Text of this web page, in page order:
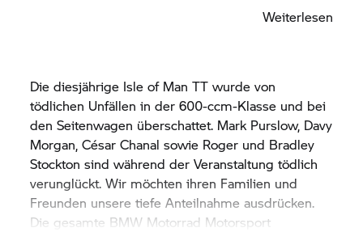
Weiterlesen
Die diesjährige Isle of Man TT wurde von
tödlichen Unfällen in der 600-ccm-Klasse und bei
den Seitenwagen überschattet. Mark Purslow, Davy
Morgan, César Chanal sowie Roger und Bradley
Stockton sind während der Veranstaltung tödlich
verunglückt. Wir möchten ihren Familien und
Freunden unsere tiefe Anteilnahme ausdrücken.
Die gesamte BMW Motorrad Motorsport